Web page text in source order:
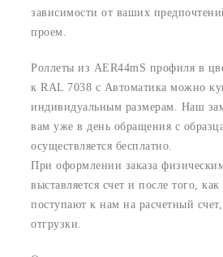
зависимости от ваших
проем.
Роллеты из AER44mS профиля в
к RAL 7038 с Автоматика можно
индивидуальным размерам. Наш
вам уже в день обращения с
осуществляется бесплатно.
При оформлении заказа
выставляется счет и после того,
поступают к нам на расчетный счет,
отгрузки.